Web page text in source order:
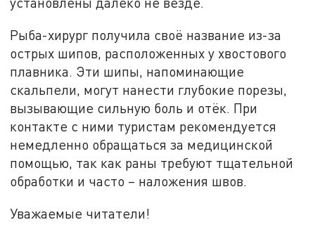
Рыба-хирург получила своё название из-за
острых шипов, расположенных у хвостового
плавника. Эти шипы, напоминающие
скальпели, могут нанести глубокие порезы,
вызывающие сильную боль и отёк. При
контакте с ними туристам рекомендуется
немедленно обращаться за медицинской
помощью, так как раны требуют тщательной
обработки и часто – наложения швов.
Уважаемые читатели!